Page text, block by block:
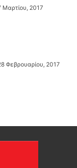
Μαρτίου, 2017
Φεβρουαρίου, 2017